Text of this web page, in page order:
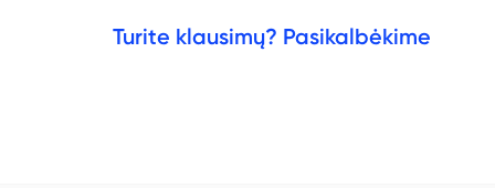
Turite klausimų? Pasikalbėkime